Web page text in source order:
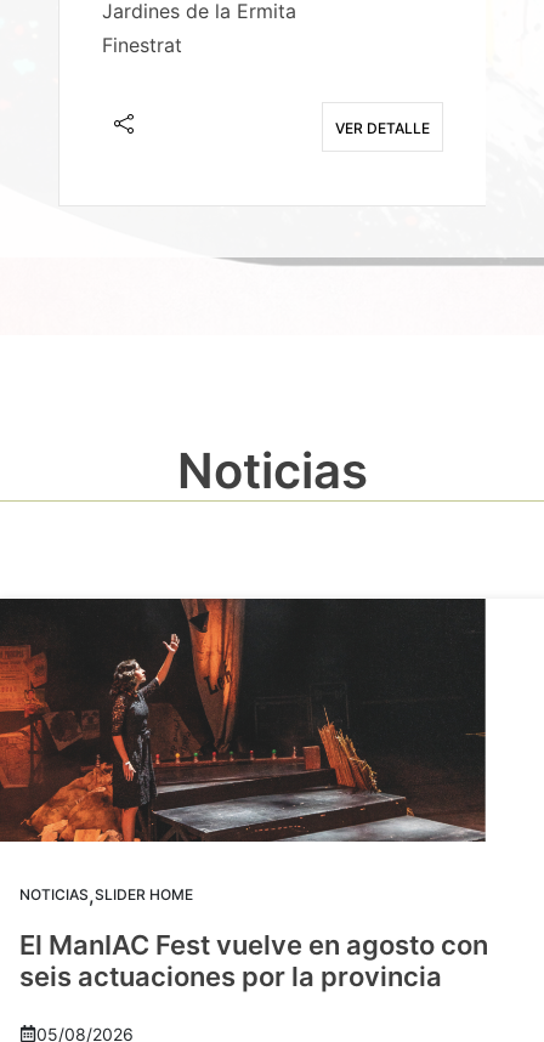
Jardines de la Ermita
Finestrat
VER DETALLE
Noticias
NOTICIAS,SLIDER HOME
El ManIAC Fest vuelve en agosto con
seis actuaciones por la provincia
05/08/2026